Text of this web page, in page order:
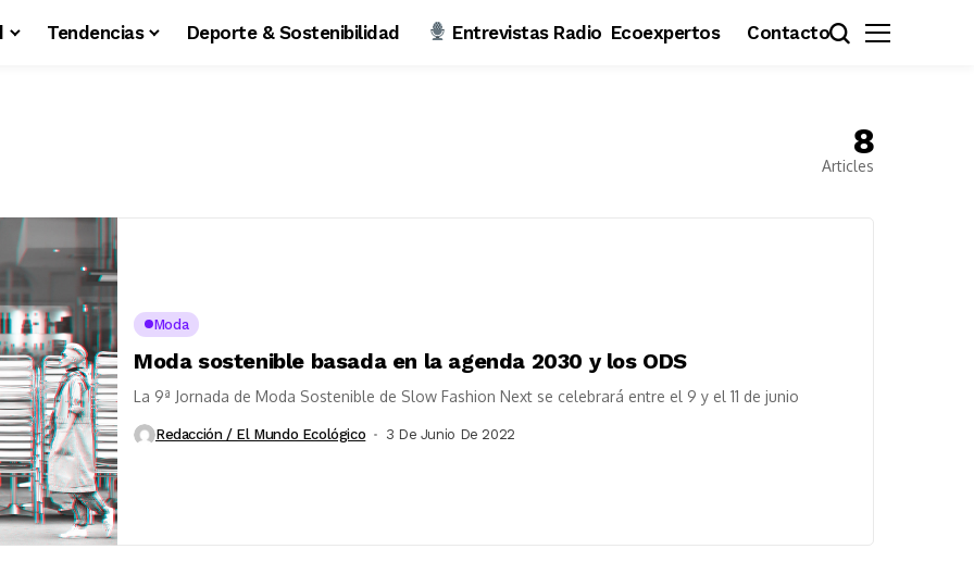
Tendencias Deporte & Sostenibilidad Entrevistas Radio Ecoexpertos Contacto
8
Articles
Moda
Moda sostenible basada en la agenda 2030 y los ODS
La 9ª Jornada de Moda Sostenible de Slow Fashion Next se celebrará entre el 9 y el 11 de junio
Redacción / El Mundo Ecológico 3 De Junio De 2022